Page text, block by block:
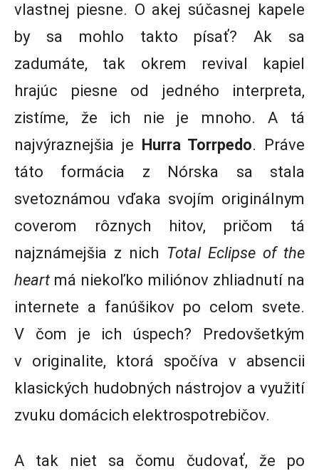
vlastnej piesne. O akej súčasnej kapele
by sa mohlo takto písať? Ak sa
zadumáte, tak okrem revival kapiel
hrajúc piesne od jedného interpreta,
zistíme, že ich nie je mnoho. A tá
najvýraznejšia je Hurra Torrpedo. Práve
táto formácia z Nórska sa stala
svetoznámou vďaka svojím originálnym
coverom rôznych hitov, pričom tá
najznámejšia z nich Total Eclipse of the
heart má niekoľko miliónov zhliadnutí na
internete a fanúšikov po celom svete.
V čom je ich úspech? Predovšetkým
v originalite, ktorá spočíva v absencii
klasických hudobných nástrojov a využití
zvuku domácich elektrospotrebičov.
A tak niet sa čomu čudovať, že po